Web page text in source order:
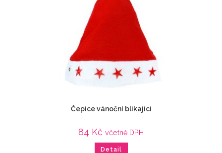
Čepice vánoční blikající
84 Kč včetně DPH
Detail